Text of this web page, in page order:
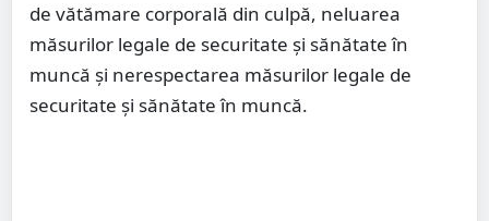
de vătămare corporală din culpă, neluarea
măsurilor legale de securitate și sănătate în
muncă și nerespectarea măsurilor legale de
securitate și sănătate în muncă.